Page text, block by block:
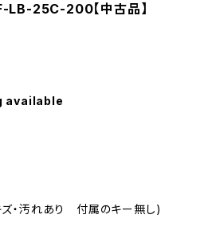
25C-200【中古品】
available
・汚れあり 付属のキー無し)